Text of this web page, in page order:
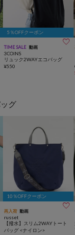
5％OFFクーポン
TIME SALE 動画 
3COINS
リュック2WAYエコバッグ
¥550
グ
10％OFFクーポン
再入荷 動画 
russet
【撥水】スリム2WAYトート
バッグ <ナイロン>